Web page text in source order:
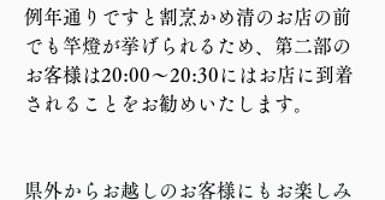
例年通りですと割烹かめ清のお店の前
でも竿燈が挙げられるため、第二部の
お客様は20:00〜20:30にはお店に到着
されることをお勧めいたします。
県外からお越しのお客様にもお楽しみ